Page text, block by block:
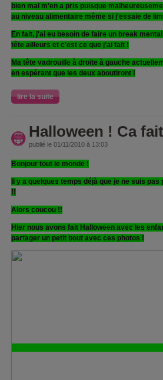
bien mal m'en a pris puisque
au niveau alimentaire même si j'essaie de
En fait, j'ai eu besoin de faire un break
tête ailleurs et c'est ce que j'ai fait !
Ma tête vadrouille à droite à gauche
en espérant que les deux aboutiront !
lire la suite
Halloween ! Ca
publié le 01/11/2010 à 13:03
Bonjour tout le monde !
Il y a quelques temps déjà que je ne suis
!!
Alors coucou !!
Hier nous avons fait Halloween avec les
partager un petit bout avec ces photos !